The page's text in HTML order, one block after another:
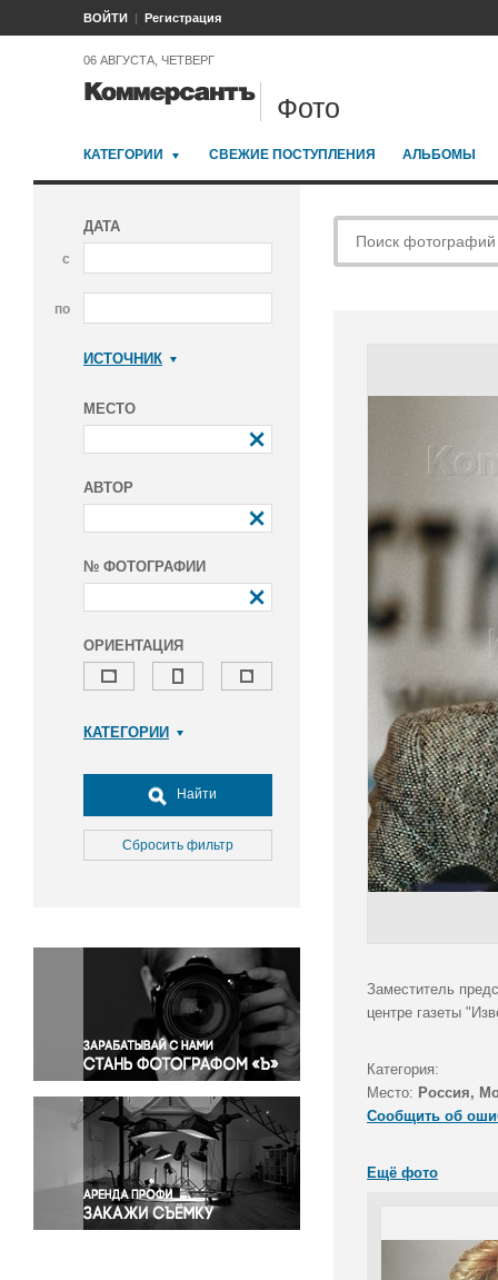
ВОЙТИ Регистрация
06 АВГУСТА, ЧЕТВЕРГ
Фото
КАТЕГОРИИ СВЕЖИЕ ПОСТУПЛЕНИЯ АЛЬБОМЫ
ДАТА
с
по
ИСТОЧНИК
МЕСТО
АВТОР
№ ФОТОГРАФИИ
ОРИЕНТАЦИЯ
КАТЕГОРИИ
Досуг, туризм и отдых
Культура
Медицина
Окружающая среда
Политика
Правосудие
Происшествия и конфликты
Религия
Светская жизнь
Спорт
Экология
Экономика и бизнес
Найти
Сбросить фильтр
Заместитель
центре газеты
Категория:
Место: Россия,
Сообщить об
Ещё фото